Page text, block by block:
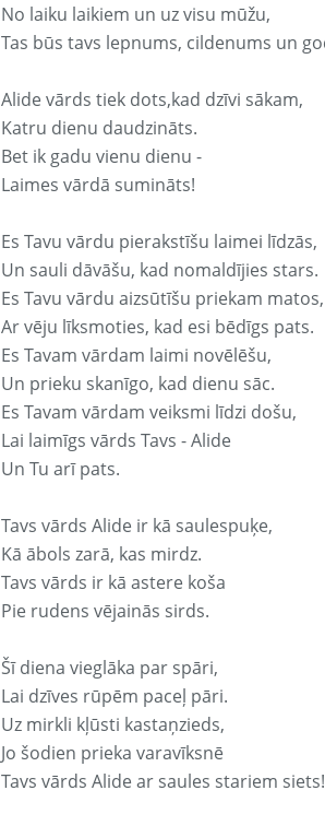
No laiku laikiem un uz visu mūžu,
Tas būs tavs lepnums, cildenums un
Alide vārds tiek dots,kad dzīvi sākam,
Katru dienu daudzināts.
Bet ik gadu vienu dienu -
Laimes vārdā sumināts!
Es Tavu vārdu pierakstīšu laimei līdzās,
Un sauli dāvāšu, kad nomaldījies stars.
Es Tavu vārdu aizsūtīšu priekam matos,
Ar vēju līksmoties, kad esi bēdīgs pats.
Es Tavam vārdam laimi novēlēšu,
Un prieku skanīgo, kad dienu sāc.
Es Tavam vārdam veiksmi līdzi došu,
Lai laimīgs vārds Tavs - Alide
Un Tu arī pats.
Tavs vārds Alide ir kā saulespuķe,
Kā ābols zarā, kas mirdz.
Tavs vārds ir kā astere koša
Pie rudens vējainās sirds.
Šī diena vieglāka par spāri,
Lai dzīves rūpēm paceļ pāri.
Uz mirkli kļūsti kastaņzieds,
Jo šodien prieka varavīksnē
Tavs vārds Alide ar saules stariem siets!